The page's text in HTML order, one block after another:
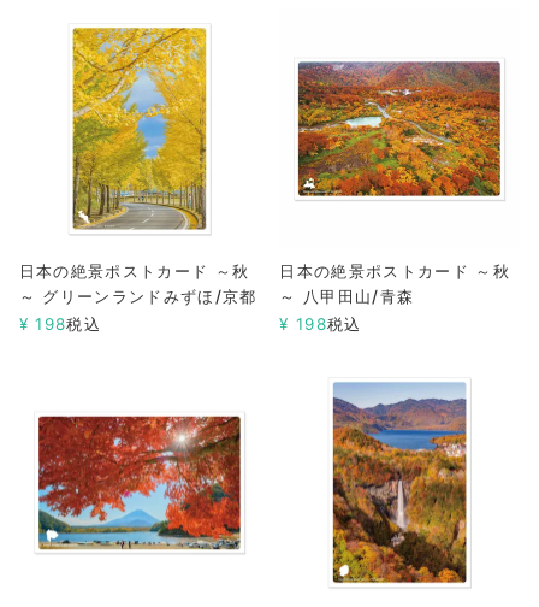
日本の絶景ポストカード ～秋
～ グリーンランドみずほ/京都
¥ 198税込
日本の絶景ポストカード ～秋
～ 八甲田山/青森
¥ 198税込